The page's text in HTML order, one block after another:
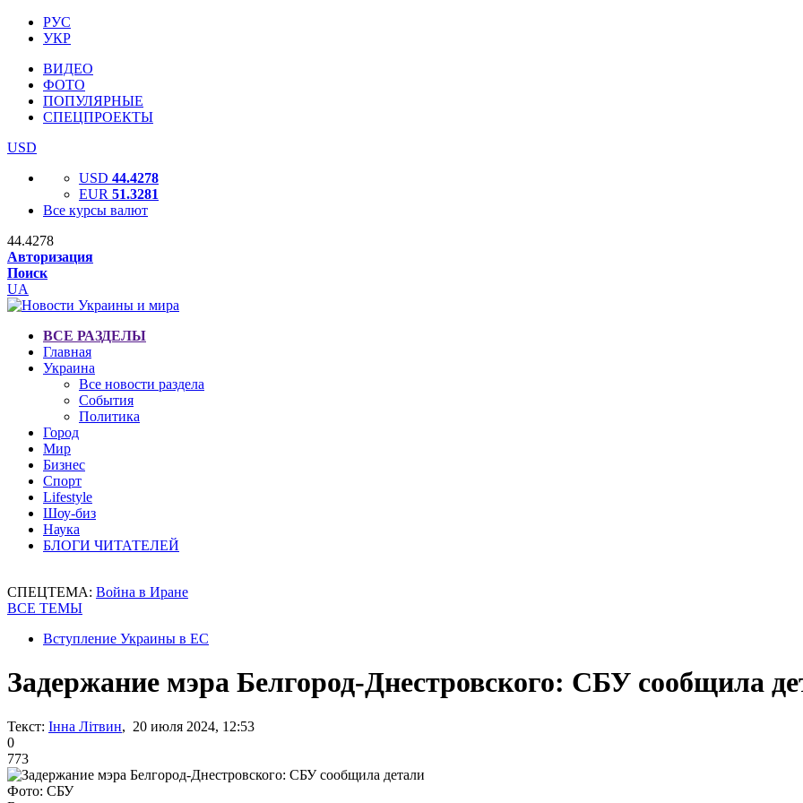
РУС
УКР
ВИДЕО
ФОТО
ПОПУЛЯРНЫЕ
СПЕЦПРОЕКТЫ
USD
USD 44.4278
EUR 51.3281
Все курсы валют
44.4278
Авторизация
Поиск
UA
ВСЕ РАЗДЕЛЫ
Главная
Украина
Все новости раздела
События
Политика
Город
Мир
Бизнес
Спорт
Lifestyle
Шоу-биз
Наука
БЛОГИ ЧИТАТЕЛЕЙ
СПЕЦТЕМА: Война в Иране
ВСЕ ТЕМЫ
Вступление Украины в ЕС
Задержание мэра Белгород-Днестровского: СБУ сообщила
Текст: Інна Літвин, 20 июля 2024, 12:53
0
773
Фото: СБУ